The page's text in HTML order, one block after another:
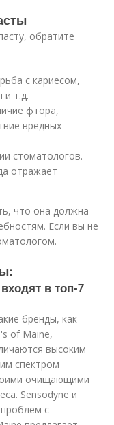
обратите
с кариесом,
и т.д.
фтора,
вредных
стоматологов.
отражает
что она должна
Если вы не
в топ-7
бренды, как
of Maine,
высоким
спектром
очищающими
Sensodyne и
с